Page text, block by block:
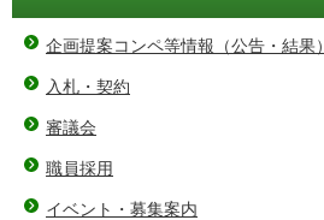
企画提案コンペ等情報（公告・結果）
入札・契約
審議会
職員採用
イベント・募集案内